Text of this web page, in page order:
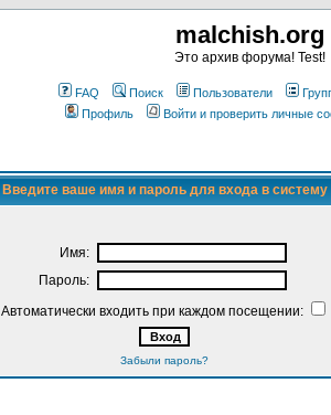
malchish.org
Это архив форума! Test!
FAQ Поиск Пользователи
Профиль
Войти и проверить личные
Введите ваше имя и пароль для входа в систему
Имя:
Пароль:
Автоматически входить при каждом посещении:
Забыли пароль?